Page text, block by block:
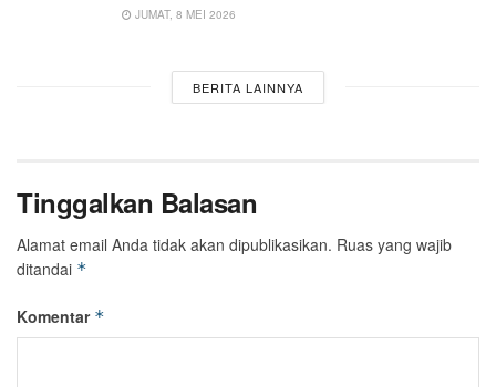
JUMAT, 8 MEI 2026
BERITA LAINNYA
Tinggalkan Balasan
Alamat email Anda tidak akan dipublikasikan. Ruas yang wajib
ditandai *
Komentar *